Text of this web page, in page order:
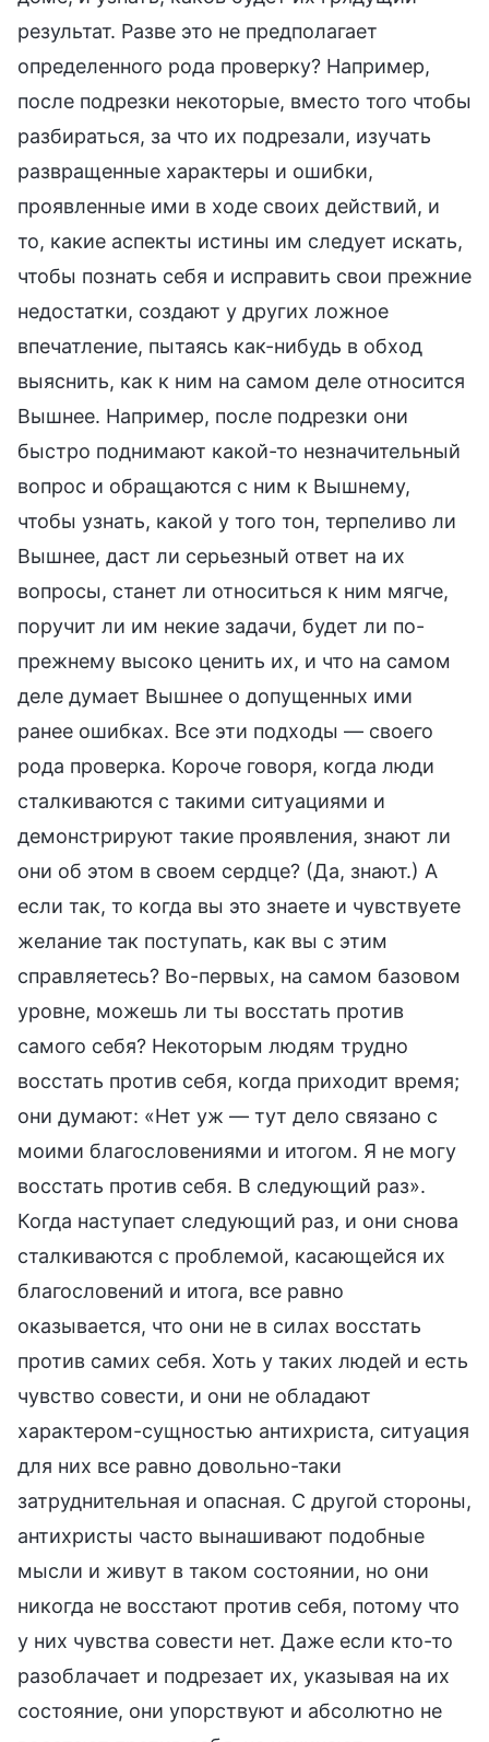
результат. Разве это не предполагает
определенного рода проверку? Например,
после подрезки некоторые, вместо того чтобы
разбираться, за что их подрезали, изучать
развращенные характеры и ошибки,
проявленные ими в ходе своих действий, и
то, какие аспекты истины им следует искать,
чтобы познать себя и исправить свои прежние
недостатки, создают у других ложное
впечатление, пытаясь как-нибудь в обход
выяснить, как к ним на самом деле относится
Вышнее. Например, после подрезки они
быстро поднимают какой-то незначительный
вопрос и обращаются с ним к Вышнему,
чтобы узнать, какой у того тон, терпеливо ли
Вышнее, даст ли серьезный ответ на их
вопросы, станет ли относиться к ним мягче,
поручит ли им некие задачи, будет ли по-
прежнему высоко ценить их, и что на самом
деле думает Вышнее о допущенных ими
ранее ошибках. Все эти подходы — своего
рода проверка. Короче говоря, когда люди
сталкиваются с такими ситуациями и
демонстрируют такие проявления, знают ли
они об этом в своем сердце? (Да, знают.) А
если так, то когда вы это знаете и чувствуете
желание так поступать, как вы с этим
справляетесь? Во-первых, на самом базовом
уровне, можешь ли ты восстать против
самого себя? Некоторым людям трудно
восстать против себя, когда приходит время;
они думают: «Нет уж — тут дело связано с
моими благословениями и итогом. Я не могу
восстать против себя. В следующий раз».
Когда наступает следующий раз, и они снова
сталкиваются с проблемой, касающейся их
благословений и итога, все равно
оказывается, что они не в силах восстать
против самих себя. Хоть у таких людей и есть
чувство совести, и они не обладают
характером-сущностью антихриста, ситуация
для них все равно довольно-таки
затруднительная и опасная. С другой стороны,
антихристы часто вынашивают подобные
мысли и живут в таком состоянии, но они
никогда не восстают против себя, потому что
у них чувства совести нет. Даже если кто-то
разоблачает и подрезает их, указывая на их
состояние, они упорствуют и абсолютно не